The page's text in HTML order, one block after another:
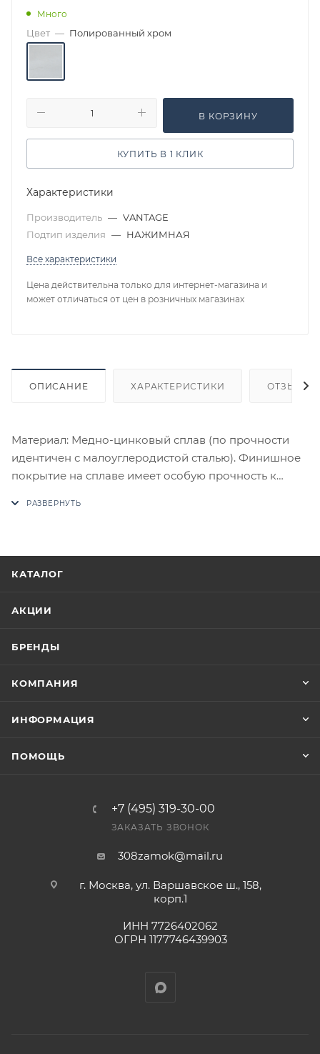
Много
Цвет — Полированный хром
В КОРЗИНУ
КУПИТЬ В 1 КЛИК
Характеристики
Производитель — VANTAGE
Подтип изделия — НАЖИМНАЯ
Все характеристики
Цена действительна только для интернет-магазина и
может отличаться от цен в розничных магазинах
ОПИСАНИЕ ХАРАКТЕРИСТИКИ ОТЗЫВЫ
Материал: Медно-цинковый сплав (по прочности
идентичен с малоуглеродистой сталью). Финишное
покрытие на сплаве имеет особую прочность к
утверждение заказчика.
Цены на сайте не являются оптовыми и
приходит письмо только для подтверждения, что
счете после проверки товара на наличие на складе.
КАТАЛОГ
АКЦИИ
БРЕНДЫ
КОМПАНИЯ
ИНФОРМАЦИЯ
ПОМОЩЬ
+7 (495) 319-30-00
ЗАКАЗАТЬ ЗВОНОК
308zamok@mail.ru
г. Москва, ул. Варшавское ш., 158,
корп.1
ИНН 7726402062
ОГРН 1177746439903